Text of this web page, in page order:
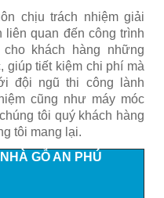
chịu trách nhiệm giải
liên quan đến công trình
khách hàng những
giúp tiết kiệm chi phí mà
đội ngũ thi công lành
cũng như máy móc
tôi quý khách hàng
tôi mang lại.
GỖ AN PHÚ